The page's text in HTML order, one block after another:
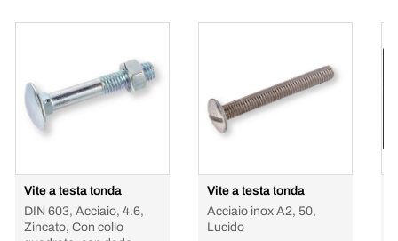
Vite a testa tonda
DIN 603, Acciaio, 4.6,
Zincato, Con collo
Vite a testa tonda
Acciaio inox A2, 50,
Lucido